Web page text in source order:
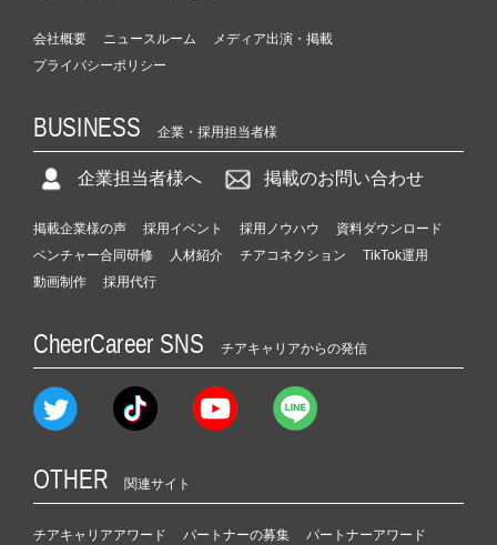
会社概要 ニュースルーム
メディア出演・掲載
プライバシーポリシー
BUSINESS 企業・採用担当者様
企業担当者様へ 掲載のお問い合わせ
掲載企業様の声 採用イベント 採用ノウハウ
資料ダウンロード
ベンチャー合同研修
人材紹介 チアコネクション
TikTok運用
動画制作
採用代行
CheerCareer SNS チアキャリアからの発信
OTHER 関連サイト
チアキャリアアワード パートナーの募集 パートナーアワード